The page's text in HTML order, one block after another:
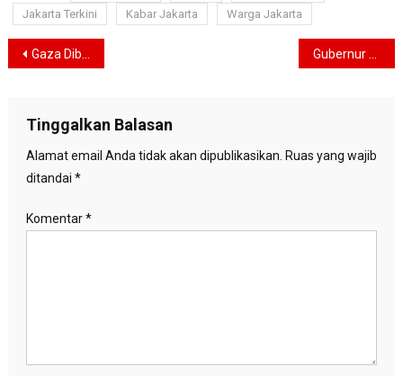
Jakarta Terkini
Kabar Jakarta Warga Jakarta
Navigasi
Gaza Dibombardir, Jurnalis Tewas, Greenpress: Dunia Harus Bergerak!
Tinggalkan Balasan
Alamat email Anda tidak akan dipublikasikan. Ruas yang wajib
ditandai *
Komentar*